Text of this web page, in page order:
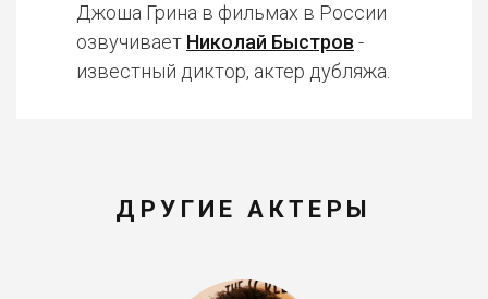
Джоша Грина в фильмах в России
озвучивает Николай Быстров -
известный диктор, актер дубляжа.
ДРУГИЕ АКТЕРЫ